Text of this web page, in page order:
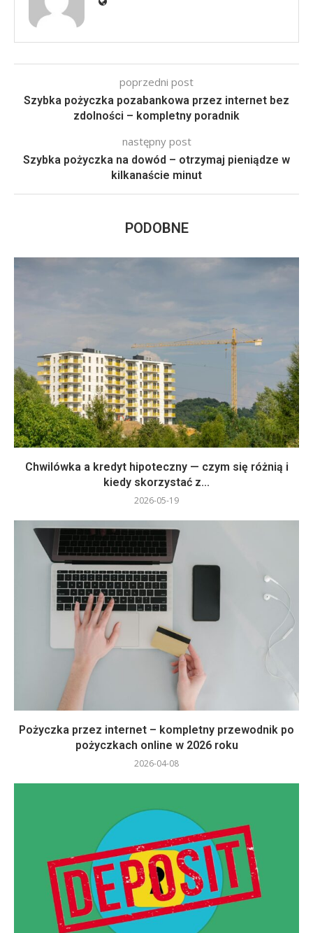
poprzedni post
Szybka pożyczka pozabankowa przez internet bez
zdolności – kompletny poradnik
następny post
Szybka pożyczka na dowód – otrzymaj pieniądze w
kilkanaście minut
PODOBNE
Chwilówka a kredyt hipoteczny — czym się różnią i
kiedy skorzystać z...
2026-05-19
Pożyczka przez internet – kompletny przewodnik po
pożyczkach online w 2026 roku
2026-04-08